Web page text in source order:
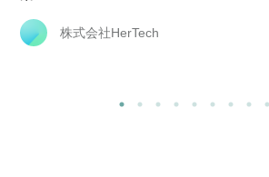
株式会社HerTech